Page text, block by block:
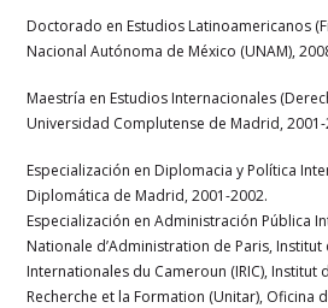
Doctorado en Estudios Latinoamericanos
Nacional Autónoma de México (UNAM),
Maestría en Estudios Internacionales
Universidad Complutense de Madrid, 2001-
Especialización en Diplomacia y Política
Diplomática de Madrid, 2001-2002.
Especialización en Administración Pública
Nationale d’Administration de Paris, Institut
Internationales du Cameroun (IRIC), Institut
Recherche et la Formation (Unitar), Oficina